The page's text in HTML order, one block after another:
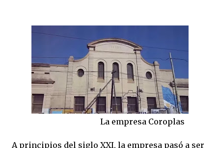
La empresa Coroplas
A principios del siglo XXI, la empresa pasó a ser